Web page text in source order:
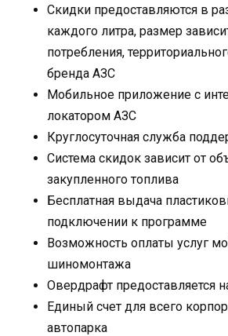
Скидки предоставляются в
каждого литра, размер
потребления,
бренда АЗС
Мобильное приложение с
локатором АЗС
Круглосуточная служба
Система скидок зависит от
закупленного топлива
Бесплатная выдача
подключении к программе
Возможность оплаты услуг
шиномонтажа
Овердрафт предоставляется
Единый счет для всего
автопарка